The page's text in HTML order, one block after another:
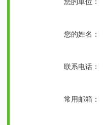
您的姓名：
联系电话：
常用邮箱：